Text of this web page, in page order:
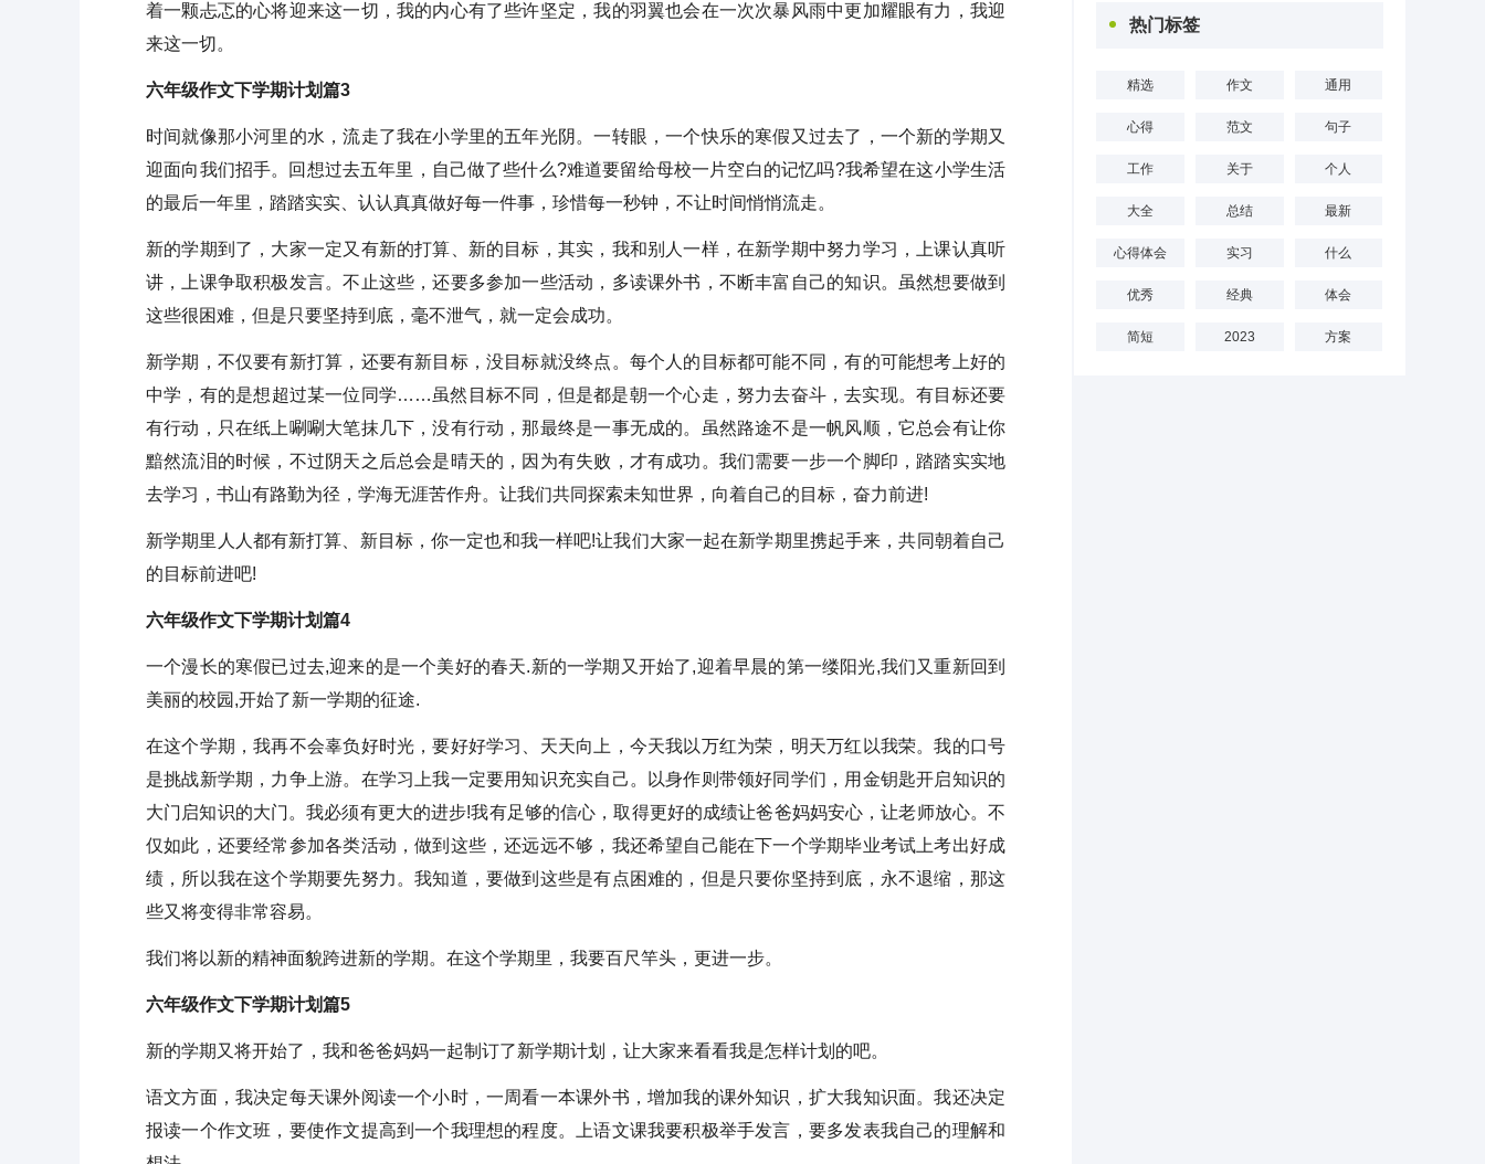
着一颗忐忑的心将迎来这一切，我的内心有了些许坚定，我的羽翼也会在一次次暴风雨中更加耀眼有力，我迎
来这一切。
六年级作文下学期计划篇3
时间就像那小河里的水，流走了我在小学里的五年光阴。一转眼，一个快乐的寒假又过去了，一个新的学期又
迎面向我们招手。回想过去五年里，自己做了些什么?难道要留给母校一片空白的记忆吗?我希望在这小学生活
的最后一年里，踏踏实实、认认真真做好每一件事，珍惜每一秒钟，不让时间悄悄流走。
新的学期到了，大家一定又有新的打算、新的目标，其实，我和别人一样，在新学期中努力学习，上课认真听
讲，上课争取积极发言。不止这些，还要多参加一些活动，多读课外书，不断丰富自己的知识。虽然想要做到
这些很困难，但是只要坚持到底，毫不泄气，就一定会成功。
新学期，不仅要有新打算，还要有新目标，没目标就没终点。每个人的目标都可能不同，有的可能想考上好的
中学，有的是想超过某一位同学……虽然目标不同，但是都是朝一个心走，努力去奋斗，去实现。有目标还要
有行动，只在纸上唰唰大笔抹几下，没有行动，那最终是一事无成的。虽然路途不是一帆风顺，它总会有让你
黯然流泪的时候，不过阴天之后总会是晴天的，因为有失败，才有成功。我们需要一步一个脚印，踏踏实实地
去学习，书山有路勤为径，学海无涯苦作舟。让我们共同探索未知世界，向着自己的目标，奋力前进!
新学期里人人都有新打算、新目标，你一定也和我一样吧!让我们大家一起在新学期里携起手来，共同朝着自己
的目标前进吧!
六年级作文下学期计划篇4
一个漫长的寒假已过去,迎来的是一个美好的春天.新的一学期又开始了,迎着早晨的第一缕阳光,我们又重新回到
美丽的校园,开始了新一学期的征途.
在这个学期，我再不会辜负好时光，要好好学习、天天向上，今天我以万红为荣，明天万红以我荣。我的口号
是挑战新学期，力争上游。在学习上我一定要用知识充实自己。以身作则带领好同学们，用金钥匙开启知识的
大门启知识的大门。我必须有更大的进步!我有足够的信心，取得更好的成绩让爸爸妈妈安心，让老师放心。不
仅如此，还要经常参加各类活动，做到这些，还远远不够，我还希望自己能在下一个学期毕业考试上考出好成
绩，所以我在这个学期要先努力。我知道，要做到这些是有点困难的，但是只要你坚持到底，永不退缩，那这
些又将变得非常容易。
我们将以新的精神面貌跨进新的学期。在这个学期里，我要百尺竿头，更进一步。
六年级作文下学期计划篇5
新的学期又将开始了，我和爸爸妈妈一起制订了新学期计划，让大家来看看我是怎样计划的吧。
语文方面，我决定每天课外阅读一个小时，一周看一本课外书，增加我的课外知识，扩大我知识面。我还决定
报读一个作文班，要使作文提高到一个我理想的程度。上语文课我要积极举手发言，要多发表我自己的理解和
热门标签
精选 作文 通用
心得 范文 句子
工作 关于 个人
大全 总结 最新
心得体会 实习 什么
优秀 经典 体会
简短 2023 方案